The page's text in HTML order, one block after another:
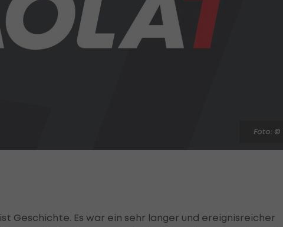
Foto: ©
ist Geschichte. Es war ein sehr langer und ereignisreicher